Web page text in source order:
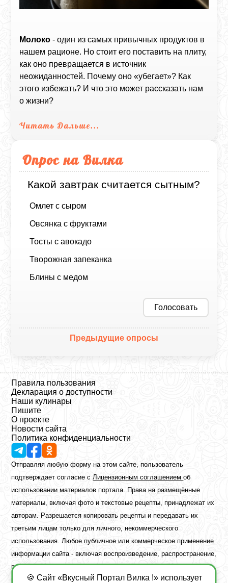
Молоко - один из самых привычных продуктов в
нашем рационе. Но стоит его поставить на плиту,
как оно превращается в источник
неожиданностей. Почему оно «убегает»? Как
этого избежать? И что это может рассказать нам
о жизни?
Читать Дальше...
Опрос на Вилка
Какой завтрак считается сытным?
Омлет с сыром
Овсянка с фруктами
Тосты с авокадо
Творожная запеканка
Блины с медом
Голосовать
Предыдущие опросы
Правила пользования
Декларация о доступности
Наши кулинары
Пишите
О проекте
Новости сайта
Политика конфиденциальности
Отправляя любую форму на этом сайте, пользователь
подтверждает согласие сЛицензионным соглашениемоб
использовании материалов портала. Права на размещённые
материалы, включая фото и текстовые рецепты, принадлежат их
авторам. Разрешается копировать рецепты и передавать их
третьим лицам только для личного, некоммерческого
использования. Любое публичное или коммерческое применение
информации сайта - включая воспроизведение, распространение,
публикацию или обработку - возможно лишь при наличии
предварительного письменного разрешения правообладателя.
🍪 Сайт «Вкусный Портал Вилка !» использует